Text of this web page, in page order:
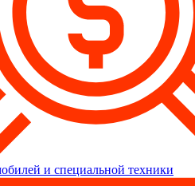
и специальной техники